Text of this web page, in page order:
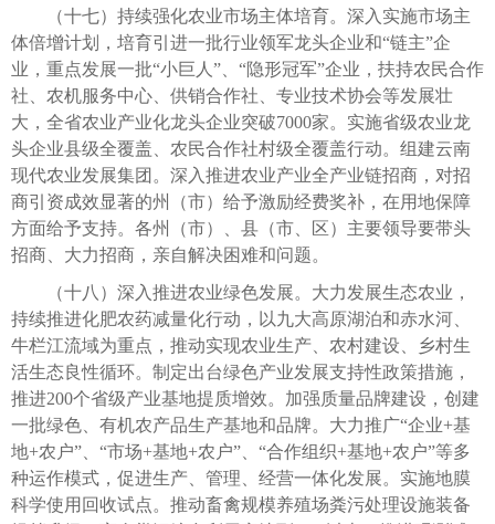
（十七）持续强化农业市场主体培育。深入实施市场主
体倍增计划，培育引进一批行业领军龙头企业和“链主”企
业，重点发展一批“小巨人”、“隐形冠军”企业，扶持农民合作
社、农机服务中心、供销合作社、专业技术协会等发展壮
大，全省农业产业化龙头企业突破7000家。实施省级农业龙
头企业县级全覆盖、农民合作社村级全覆盖行动。组建云南
现代农业发展集团。深入推进农业产业全产业链招商，对招
商引资成效显著的州（市）给予激励经费奖补，在用地保障
方面给予支持。各州（市）、县（市、区）主要领导要带头
招商、大力招商，亲自解决困难和问题。
（十八）深入推进农业绿色发展。大力发展生态农业，
持续推进化肥农药减量化行动，以九大高原湖泊和赤水河、
牛栏江流域为重点，推动实现农业生产、农村建设、乡村生
活生态良性循环。制定出台绿色产业发展支持性政策措施，
推进200个省级产业基地提质增效。加强质量品牌建设，创建
一批绿色、有机农产品生产基地和品牌。大力推广“企业+基
地+农户”、“市场+基地+农户”、“合作组织+基地+农户”等多
种运作模式，促进生产、管理、经营一体化发展。实施地膜
科学使用回收试点。推动畜禽规模养殖场粪污处理设施装备